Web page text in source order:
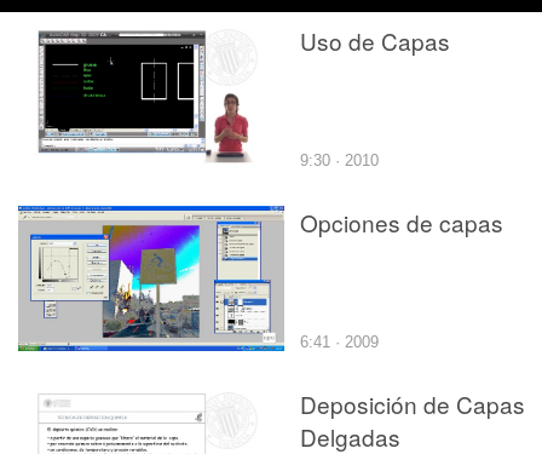
Uso de Capas
9:30 · 2010
Opciones de capas
6:41 · 2009
Deposición de Capas
Delgadas